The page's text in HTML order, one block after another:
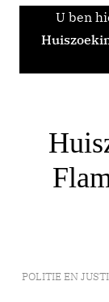
U ben
POLITIE EN